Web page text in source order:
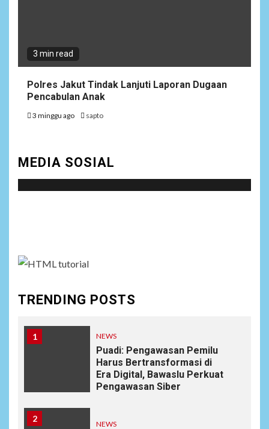
3 min read
Polres Jakut Tindak Lanjuti Laporan Dugaan
Pencabulan Anak
3 minggu ago sapto
MEDIA SOSIAL
TRENDING POSTS
1 NEWS
Puadi: Pengawasan Pemilu
Harus Bertransformasi di
Era Digital, Bawaslu Perkuat
Pengawasan Siber
2
NEWS